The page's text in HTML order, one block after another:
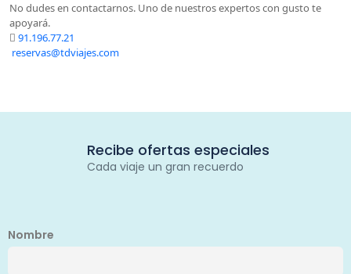
No dudes en contactarnos. Uno de nuestros expertos con gusto te
apoyará.
91.196.77.21
reservas@tdviajes.com
Recibe ofertas especiales
Cada viaje un gran recuerdo
Nombre